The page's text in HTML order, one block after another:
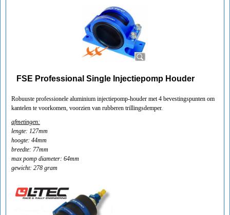
FSE Professional Single Injectiepomp Houder
Robuuste professionele aluminium injectiepomp-houder met 4 bevestingspunten om
kantelen te voorkomen, voorzien van rubberen trillingsdemper.
afmetingen:
lengte: 127mm
hoogte: 44mm
breedte: 77mm
max pomp diameter: 64mm
gewicht: 278 gram